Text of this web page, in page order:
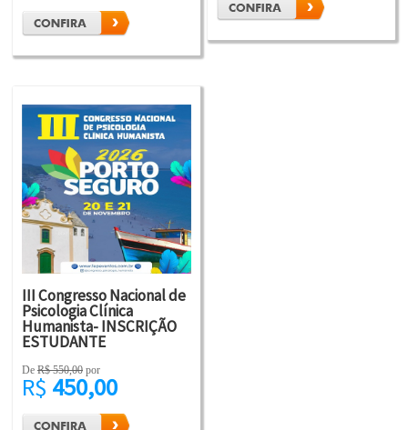
III Congresso Nacional de
Psicologia Clínica
Humanista- INSCRIÇÃO
ESTUDANTE
De R$ 550,00 por
R$ 450,00